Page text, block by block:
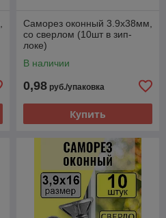
Саморез оконный 3.9х38мм,
со сверлом (10шт в зип-
локе)
В наличии
0,98 руб./упаковка
Купить